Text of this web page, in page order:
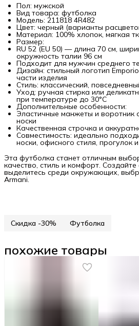
Пол: мужской
Вид товара: футболка
Модель: 211818 4R482
Цвет: черный (варианты
Материал: 100% хлопок, мягкая
Размер:
RU 52 (EU 50) — длина 70 см,
окружность талии 96 см
Подходит для мужчин среднего
Дизайн: стильный логотип
части изделия
Стиль: классический,
Уход: ручная стирка или
при температуре до 30°C
Дополнительные особенности:
Эластичные манжеты и воротник
носки
Качественная строчка и
Совместимость: идеально
носки, офисного стиля, прогулок
Эта футболка станет отличным
качество, стиль и комфорт.
выделитесь среди окружающих,
Armani.
Скидка -30% Футболка
похожие товары